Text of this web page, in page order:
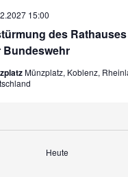
des
Bundeswehr
15:00
Münzplatz, Koblenz,
Heute